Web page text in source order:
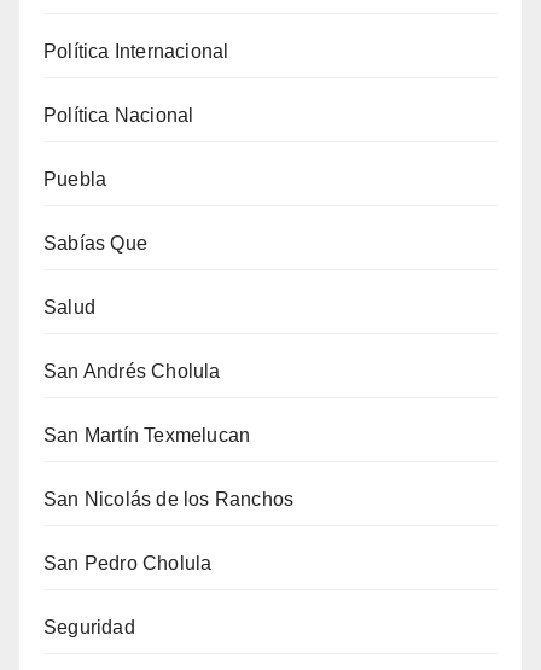
Política Internacional
Política Nacional
Puebla
Sabías Que
Salud
San Andrés Cholula
San Martín Texmelucan
San Nicolás de los Ranchos
San Pedro Cholula
Seguridad